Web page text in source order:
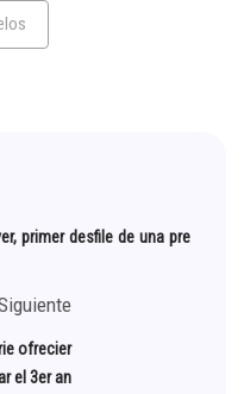
primer desfile de una pre
ofrecier
el 3er an